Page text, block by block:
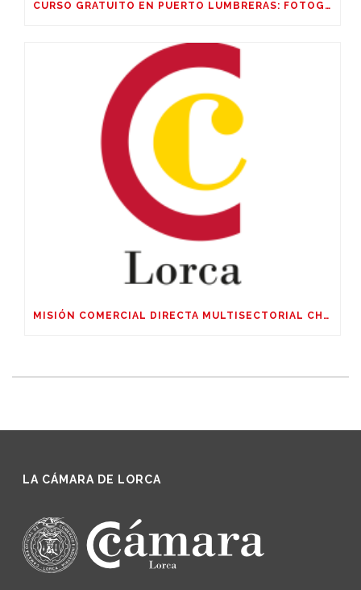
CURSO GRATUITO EN PUERTO LUMBRERAS: FOTOGRAFIA CORPORATIVA Y DE PRODUCTO, EDICIÓN CON IA
MISIÓN COMERCIAL DIRECTA MULTISECTORIAL CHILE, ARGENTINA Y URUGUAY DEL 04 AL 09 DE OCTUBRE DE 2026
LA CÁMARA DE LORCA